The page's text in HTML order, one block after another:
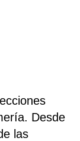
Desde
las